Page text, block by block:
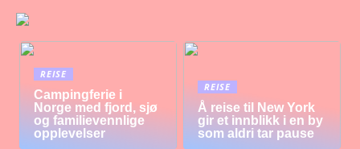
REISE
Campingferie i
Norge med fjord, sjø
og familievennlige
opplevelser
REISE
Å reise til New York
gir et innblikk i en by
som aldri tar pause